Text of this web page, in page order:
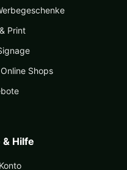
Print
Shops
Hilfe